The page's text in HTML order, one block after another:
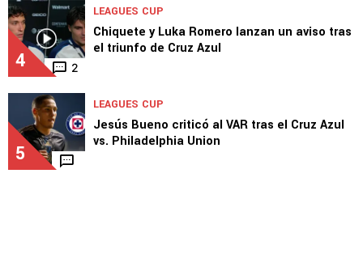
4 2
LEAGUES CUP
Chiquete y Luka Romero lanzan un aviso tras
el triunfo de Cruz Azul
5
LEAGUES CUP
Jesús Bueno criticó al VAR tras el Cruz Azul
vs. Philadelphia Union